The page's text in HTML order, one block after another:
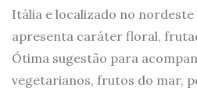
Itália e localizado no nordeste
apresenta caráter floral,
Ótima sugestão para
vegetarianos, frutos do mar,